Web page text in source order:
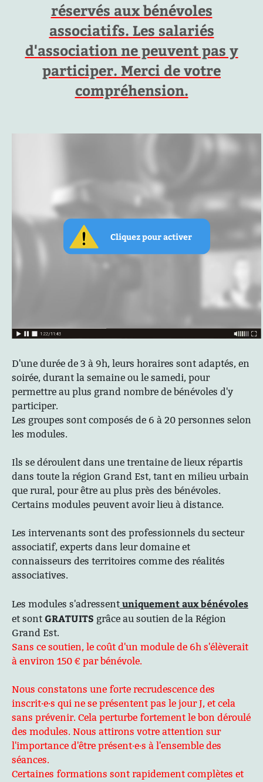
réservés aux bénévoles
associatifs. Les salariés
d'association ne peuvent pas y
participer. Merci de votre
compréhension.
D'une durée de 3 à 9h, leurs horaires sont adaptés, en
soirée, durant la semaine ou le samedi, pour
permettre au plus grand nombre de bénévoles d'y
participer.
Les groupes sont composés de 6 à 20 personnes selon
les modules.
Ils se déroulent dans une trentaine de lieux répartis
dans toute la région Grand Est, tant en milieu urbain
que rural, pour être au plus près des bénévoles.
Certains modules peuvent avoir lieu à distance.
Les intervenants sont des professionnels du secteur
associatif, experts dans leur domaine et
connaisseurs des territoires comme des réalités
associatives.
Les modules s'adressent uniquement aux bénévoles
et sont GRATUITS grâce au soutien de la Région
Grand Est.
Sans ce soutien, le coût d'un module de 6h s'élèverait
à environ 150 € par bénévole.
Nous constatons une forte recrudescence des
inscrit·e·s qui ne se présentent pas le jour J, et cela
sans prévenir. Cela perturbe fortement le bon déroulé
des modules. Nous attirons votre attention sur
l'importance d'être présent·e·s à l'ensemble des
séances.
Certaines formations sont rapidement complètes et